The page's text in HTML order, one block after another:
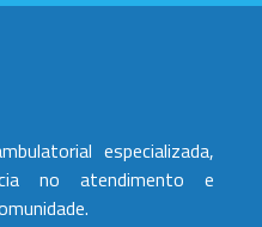
especializada,
no atendimento e